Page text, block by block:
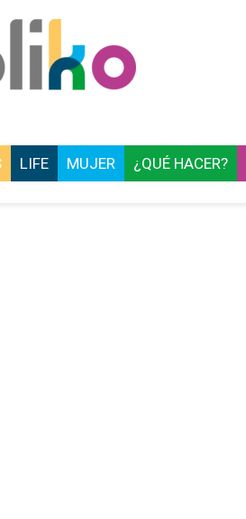
LIFE MUJER ¿QUÉ HACER?